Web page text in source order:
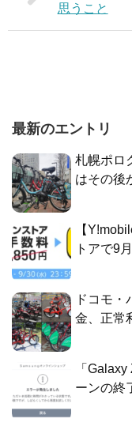
思うこと
最新のエントリ
札幌ポロ
はその後
【
トアで9
ドコモ・
金、正常
「
ーンの終